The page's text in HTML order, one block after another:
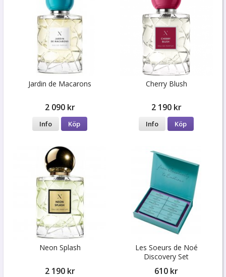
Jardin de Macarons
2 090 kr
Info Köp
Cherry Blush
2 190 kr
Info Köp
Neon Splash
2 190 kr
Les Soeurs de Noé
Discovery Set
610 kr